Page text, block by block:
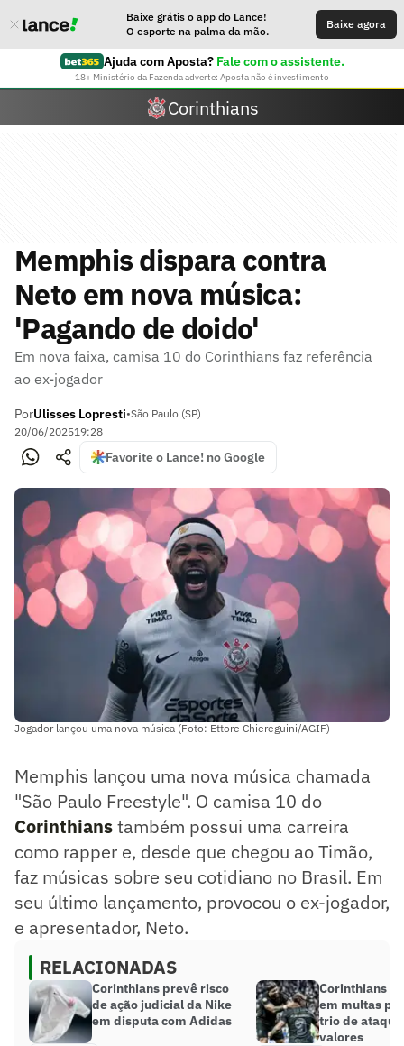
Baixe grátis o app do Lance!
O esporte na palma da mão.
Baixe agora
Ajuda com Aposta? Fale com o assistente.
18+ Ministério da Fazenda adverte: Aposta não é investimento
Corinthians
Memphis dispara contra
Neto em nova música:
'Pagando de doido'
Em nova faixa, camisa 10 do Corinthians faz referência
ao ex-jogador
PorUlisses Lopresti•São Paulo (SP)
20/06/202519:28
Favorite o Lance! no Google
Jogador lançou uma nova música (Foto: Ettore Chiereguini/AGIF)
Memphis lançou uma nova música chamada
"São Paulo Freestyle". O camisa 10 do
Corinthianstambém possui uma carreira
como rapper e, desde que chegou ao Timão,
faz músicas sobre seu cotidiano no Brasil. Em
seu último lançamento, provocou o ex-jogador,
e apresentador, Neto.
RELACIONADAS
Corinthians prevê risco
de ação judicial da Nike
em disputa com Adidas
Corinthians
em multas
trio de
valores